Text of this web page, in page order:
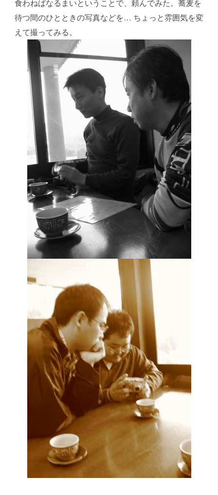
食わねばなるまいということで、頼んでみた。蕎麦を
待つ間のひとときの写真などを… ちょっと雰囲気を変
えて撮ってみる。